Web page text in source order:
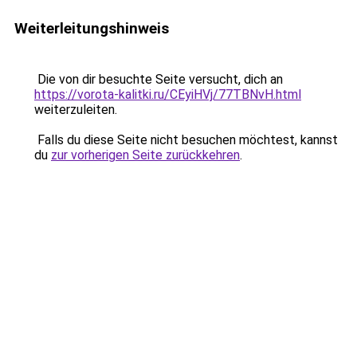
Weiterleitungshinweis
Die von dir besuchte Seite versucht, dich an
https://vorota-kalitki.ru/CEyiHVj/77TBNvH.html
weiterzuleiten.
Falls du diese Seite nicht besuchen möchtest, kannst
du zur vorherigen Seite zurückkehren.